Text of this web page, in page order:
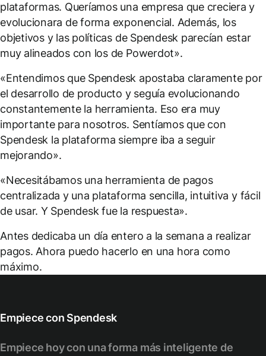
plataformas. Queríamos una empresa que creciera y
evolucionara de forma exponencial. Además, los
objetivos y las políticas de Spendesk parecían estar
muy alineados con los de Powerdot».
«Entendimos que Spendesk apostaba claramente por
el desarrollo de producto y seguía evolucionando
constantemente la herramienta. Eso era muy
importante para nosotros. Sentíamos que con
Spendesk la plataforma siempre iba a seguir
mejorando».
«Necesitábamos una herramienta de pagos
centralizada y una plataforma sencilla, intuitiva y fácil
de usar. Y Spendesk fue la respuesta».
Antes dedicaba un día entero a la semana a realizar
pagos. Ahora puedo hacerlo en una hora como
máximo.
Empiece con Spendesk
Empiece hoy con una forma más inteligente de